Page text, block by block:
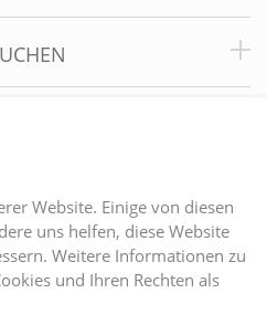
Website. Einige von diesen
uns helfen, diese Website
Weitere Informationen zu
und Ihren Rechten als